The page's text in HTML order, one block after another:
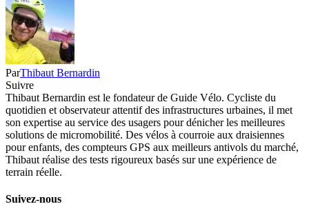
ParThibaut Bernardin
Suivre
Thibaut Bernardin est le fondateur de Guide Vélo. Cycliste du
quotidien et observateur attentif des infrastructures urbaines, il met
son expertise au service des usagers pour dénicher les meilleures
solutions de micromobilité. Des vélos à courroie aux draisiennes
pour enfants, des compteurs GPS aux meilleurs antivols du marché,
Thibaut réalise des tests rigoureux basés sur une expérience de
terrain réelle.
Suivez-nous